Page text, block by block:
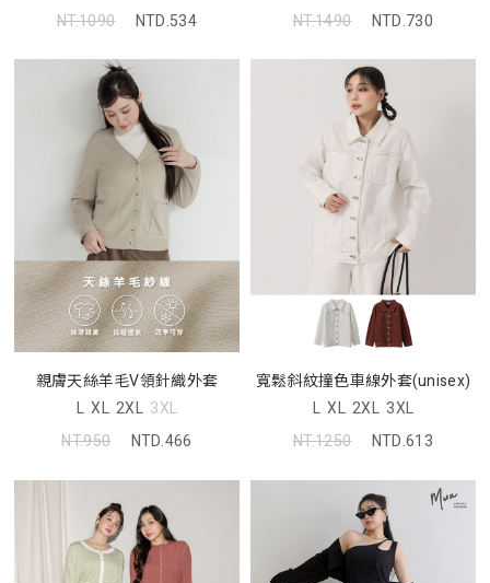
NT.1090
NTD.534
NT.1490
NTD.730
親膚天絲羊毛V領針織外套
L XL 2XL 3XL
NT.950
NTD.466
寬鬆斜紋撞色車線外套(unisex)
L XL 2XL 3XL
NT.1250
NTD.613